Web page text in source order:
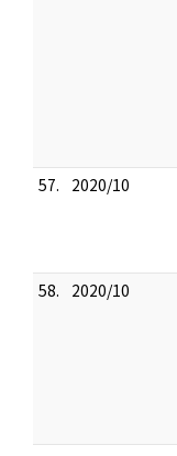
57.
2020/10
58.
2020/10